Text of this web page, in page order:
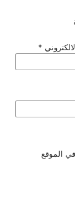
*
الموقع